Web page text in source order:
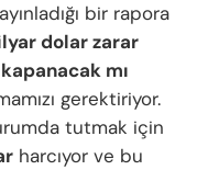
bir rapora
dolar zarar
mı
gerektiriyor.
tutmak için
harcıyor ve bu